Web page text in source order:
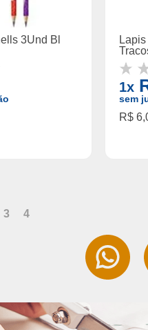
3Und Bl
1x
sem
R$
3 4